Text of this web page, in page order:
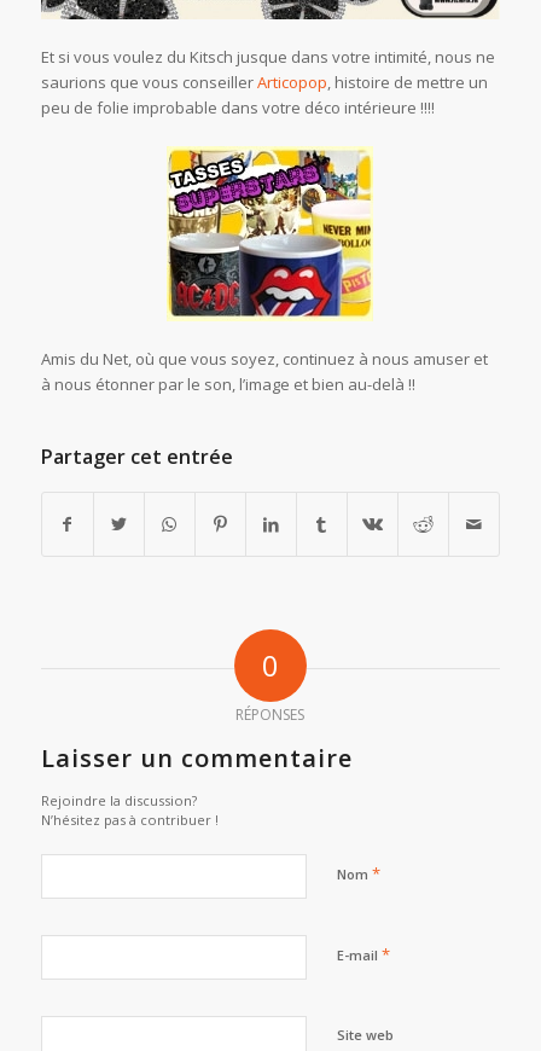
Et si vous voulez du Kitsch jusque dans votre intimité, nous ne
saurions que vous conseillerArticopop, histoire de mettre un
peu de folie improbable dans votre déco intérieure !!!!
Amis du Net, où que vous soyez, continuez à nous amuser et
à nous étonner par le son, l’image et bien au-delà !!
Partager cet entrée
0
RÉPONSES
Laisser un commentaire
Rejoindre la discussion?
N’hésitez pas à contribuer !
Nom *
E-mail *
Site web